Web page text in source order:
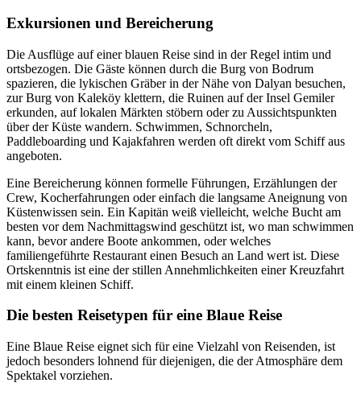
Exkursionen und Bereicherung
Die Ausflüge auf einer blauen Reise sind in der Regel intim und
ortsbezogen. Die Gäste können durch die Burg von Bodrum
spazieren, die lykischen Gräber in der Nähe von Dalyan besuchen,
zur Burg von Kaleköy klettern, die Ruinen auf der Insel Gemiler
erkunden, auf lokalen Märkten stöbern oder zu Aussichtspunkten
über der Küste wandern. Schwimmen, Schnorcheln,
Paddleboarding und Kajakfahren werden oft direkt vom Schiff aus
angeboten.
Eine Bereicherung können formelle Führungen, Erzählungen der
Crew, Kocherfahrungen oder einfach die langsame Aneignung von
Küstenwissen sein. Ein Kapitän weiß vielleicht, welche Bucht am
besten vor dem Nachmittagswind geschützt ist, wo man schwimmen
kann, bevor andere Boote ankommen, oder welches
familiengeführte Restaurant einen Besuch an Land wert ist. Diese
Ortskenntnis ist eine der stillen Annehmlichkeiten einer Kreuzfahrt
mit einem kleinen Schiff.
Die besten Reisetypen für eine Blaue Reise
Eine Blaue Reise eignet sich für eine Vielzahl von Reisenden, ist
jedoch besonders lohnend für diejenigen, die der Atmosphäre dem
Spektakel vorziehen.